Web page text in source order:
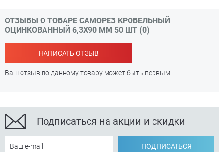
ОТЗЫВЫ О ТОВАРЕ САМОРЕЗ КРОВЕЛЬНЫЙ
ОЦИНКОВАННЫЙ 6,3Х90 ММ 50 ШТ (0)
НАПИСАТЬ ОТЗЫВ
Ваш отзыв по данному товару может быть первым
Подписаться на акции и скидки
ПОДПИСАТЬСЯ